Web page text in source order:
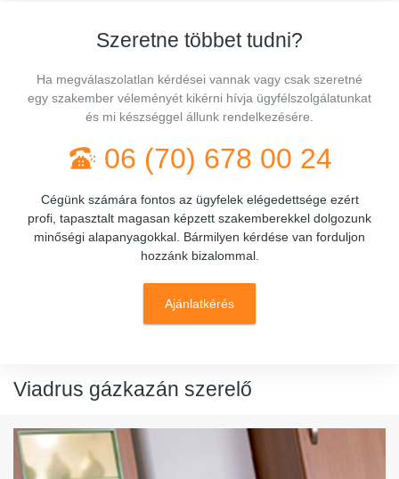
Szeretne többet tudni?
Ha megválaszolatlan kérdései vannak vagy csak szeretné
egy szakember véleményét kikérni hívja ügyfélszolgálatunkat
és mi készséggel állunk rendelkezésére.
06 (70) 678 00 24
Cégünk számára fontos az ügyfelek elégedettsége ezért
profi, tapasztalt magasan képzett szakemberekkel dolgozunk
minőségi alapanyagokkal. Bármilyen kérdése van forduljon
hozzánk bizalommal.
Ajánlatkérés
Viadrus gázkazán szerelő